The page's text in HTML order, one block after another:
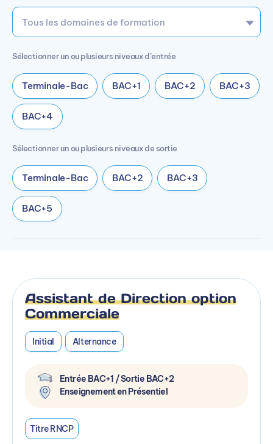
Sélectionner un ou plusieurs niveaux d’entrée
Terminale-Bac BAC+1 BAC+2 BAC+3
BAC+4
Sélectionner un ou plusieurs niveaux de sortie
Terminale-Bac BAC+2 BAC+3
BAC+5
Assistant de Direction option
Commerciale
Initial Alternance
Entrée BAC+1 / Sortie BAC+2
Enseignement en Présentiel
Titre RNCP